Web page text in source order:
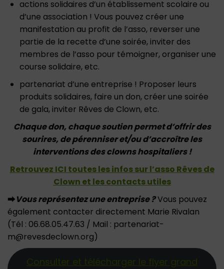
actions solidaires d’un établissement scolaire ou
d’une association ! Vous pouvez créer une
manifestation au profit de l’asso, reverser une
partie de la recette d’une soirée, inviter des
membres de l’asso pour témoigner, organiser une
course solidaire, etc.
partenariat d’une entreprise ! Proposer leurs
produits solidaires, faire un don, créer une soirée
de gala, inviter Rêves de Clown, etc.
Chaque don, chaque soutien permet d’offrir des
sourires, de pérenniser et/ou d’accroître les
interventions des clowns hospitaliers !
Retrouvez ICI toutes les infos sur l’asso Rêves de
Clown et les contacts utiles
⮕Vous représentez une entreprise ?Vous pouvez
également contacter directement Marie Rivalan
(Tél : 06.68.05.47.63 / Mail : partenariat-
m@revesdeclown.org)
Consulter et télécharger le flyer grand